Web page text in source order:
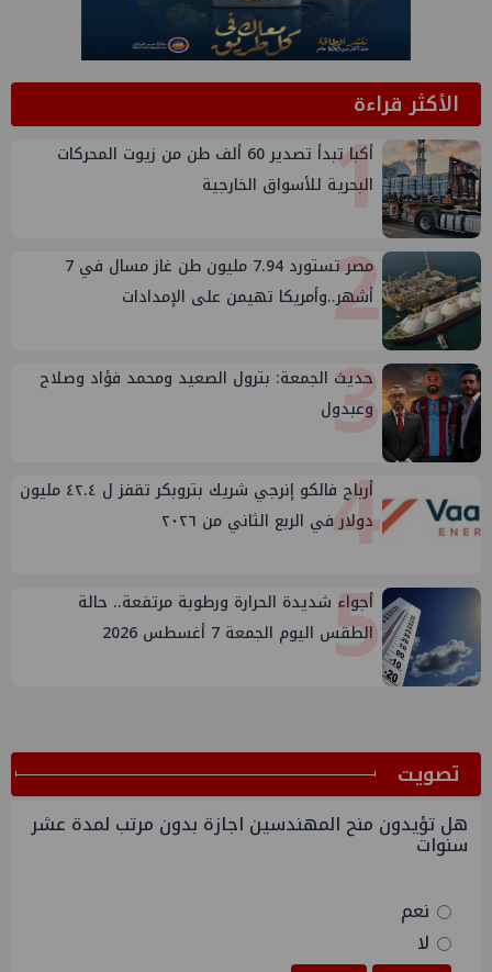
الأكثر قراءة1
أكبا تبدأ تصدير 60 ألف طن من زيوت المحركات
البحرية للأسواق الخارجية
2
مصر تستورد 7.94 مليون طن غاز مسال في 7
أشهر..وأمريكا تهيمن على الإمدادات
3
حديث الجمعة: بترول الصعيد ومحمد فؤاد وصلاح
وعبدول
4
أرباح فالكو إنرجي شريك بتروبكر تقفز ل ٤٢.٤ مليون
دولار في الربع الثاني من ٢٠٢٦
5
أجواء شديدة الحرارة ورطوبة مرتفعة.. حالة
الطقس اليوم الجمعة 7 أغسطس 2026
ﺗﺼﻮﻳﺖ
هل تؤيدون منح المهندسين اجازة بدون مرتب لمدة عشر
سنوات
نعم
لا